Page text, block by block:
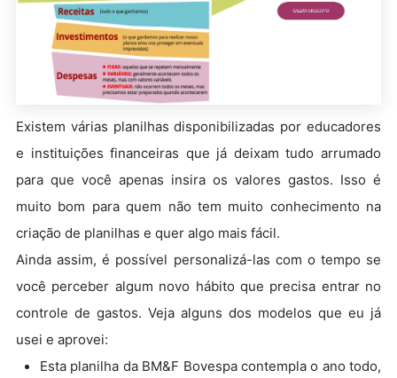
Existem várias planilhas disponibilizadas por educadores
e instituições financeiras que já deixam tudo arrumado
para que você apenas insira os valores gastos. Isso é
muito bom para quem não tem muito conhecimento na
criação de planilhas e quer algo mais fácil.
Ainda assim, é possível personalizá-las com o tempo se
você perceber algum novo hábito que precisa entrar no
controle de gastos. Veja alguns dos modelos que eu já
usei e aprovei:
Esta planilha da BM&F Bovespa contempla o ano todo,